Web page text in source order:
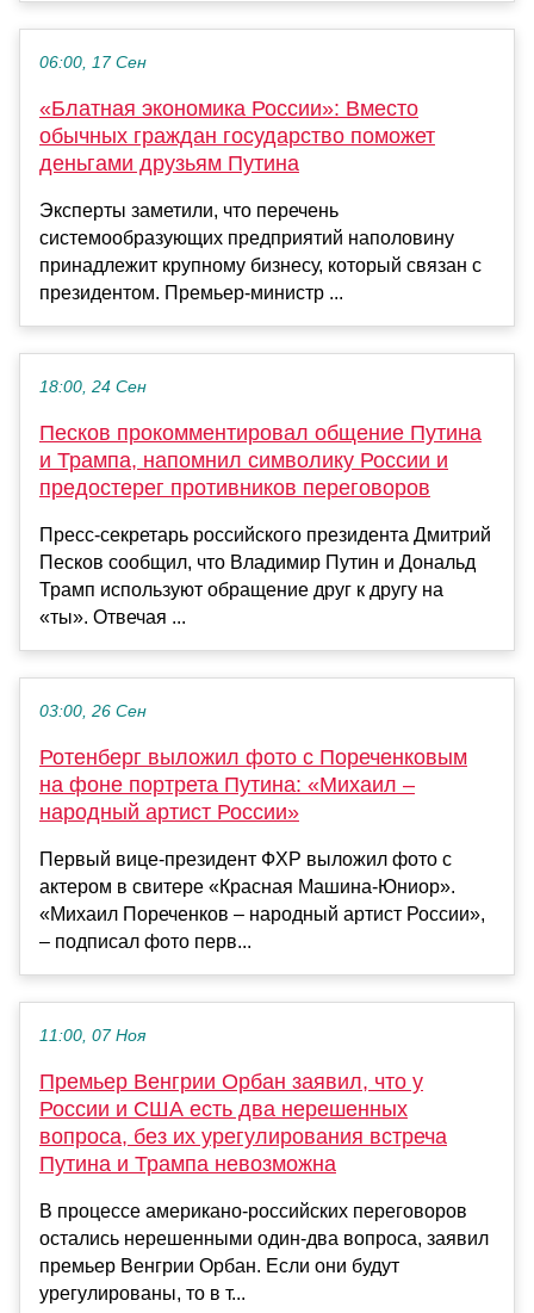
06:00, 17 Сен
«Блатная экономика России»: Вместо
обычных граждан государство поможет
деньгами друзьям Путина
Эксперты заметили, что перечень
системообразующих предприятий наполовину
принадлежит крупному бизнесу, который связан с
президентом. Премьер-министр ...
18:00, 24 Сен
Песков прокомментировал общение Путина
и Трампа, напомнил символику России и
предостерег противников переговоров
Пресс-секретарь российского президента Дмитрий
Песков сообщил, что Владимир Путин и Дональд
Трамп используют обращение друг к другу на
«ты». Отвечая ...
03:00, 26 Сен
Ротенберг выложил фото с Пореченковым
на фоне портрета Путина: «Михаил –
народный артист России»
Первый вице-президент ФХР выложил фото с
актером в свитере «Красная Машина-Юниор».
«Михаил Пореченков – народный артист России»,
– подписал фото перв...
11:00, 07 Ноя
Премьер Венгрии Орбан заявил, что у
России и США есть два нерешенных
вопроса, без их урегулирования встреча
Путина и Трампа невозможна
В процессе американо-российских переговоров
остались нерешенными один-два вопроса, заявил
премьер Венгрии Орбан. Если они будут
урегулированы, то в т...